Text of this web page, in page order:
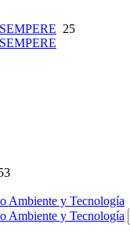
25
Ambiente y Tecnología
Ambiente y Tecnología